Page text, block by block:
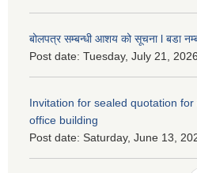
बोलपत्र सम्बन्धी आशय को सूचना l बडा
Post date: Tuesday, July 21,
Invitation for sealed quotation
office building
Post date: Saturday, June 13,